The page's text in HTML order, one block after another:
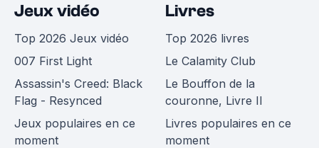
Jeux vidéo
Top 2026 Jeux vidéo
007 First Light
Assassin's Creed: Black
Flag - Resynced
Jeux populaires en ce
moment
Livres
Top 2026 livres
Le Calamity Club
Le Bouffon de la
couronne, Livre II
Livres populaires en ce
moment